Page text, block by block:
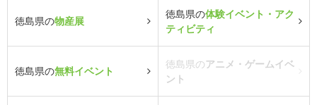
徳島県の物産展
徳島県の体験イベント・アク
ティビティ
徳島県の無料イベント
徳島県のアニメ・ゲームイベ
ント